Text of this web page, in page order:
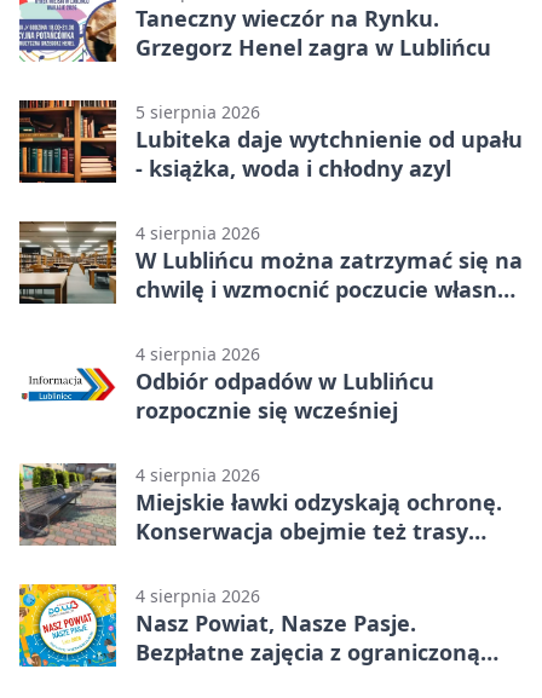
Taneczny wieczór na Rynku.
Grzegorz Henel zagra w Lublińcu
5 sierpnia 2026
Lubiteka daje wytchnienie od upału
- książka, woda i chłodny azyl
4 sierpnia 2026
W Lublińcu można zatrzymać się na
chwilę i wzmocnić poczucie własnej
4 sierpnia 2026
Odbiór odpadów w Lublińcu
rozpocznie się wcześniej
4 sierpnia 2026
Miejskie ławki odzyskają ochronę.
Konserwacja obejmie też trasy
4 sierpnia 2026
Nasz Powiat, Nasze Pasje.
Bezpłatne zajęcia z ograniczoną